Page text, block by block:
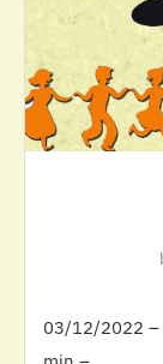
03/12/2022 –